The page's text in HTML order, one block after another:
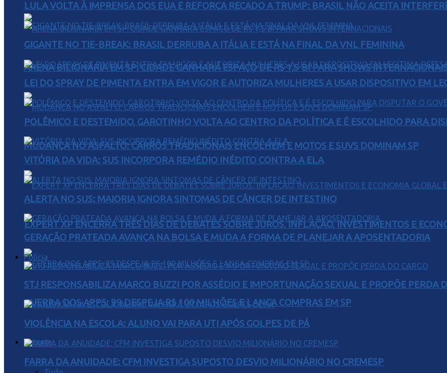
ARENA BILIONÁRIA EM SP: CIDADE GANHARÁ ESPAÇO DE R$ 1,5 BI PARA SHOWS
MUDANÇA NO ASFALTO: CARROS TRADICIONAIS ENCOLHEM E MOTOS E SUVS DOMINAM SP
EXPERT XP ENCERRA TRÊS DIAS DE DEBATES SOBRE JUROS, INFLAÇÃO, INVESTIMENTOS E
GUERRA DOS APPS: 99 DESPEJA R$ 100 MILHÕES E LANÇA COMPRAS EM SP
Esporte
LULA VOLTA À IMPRENSA DOS EUA E REFORÇA RECADO A TRUMP: BRASIL NÃO ACEITA
GIGANTE NO TIE-BREAK: BRASIL DERRUBA A ITÁLIA E ESTÁ NA FINAL DA VNL FEMININA
LEI DO SPRAY DE PIMENTA ENTRA EM VIGOR E AUTORIZA MULHERES A USAR DISPOSITIVO EM
POLÊMICO E DESTEMIDO, GAROTINHO VOLTA AO CENTRO DA POLÍTICA E É ESCOLHIDO PARA
VITÓRIA DA VIDA: SUS INCORPORA REMÉDIO INÉDITO CONTRA A ELA
ALERTA NO SUS: MAIORIA IGNORA SINTOMAS DE CÂNCER DE INTESTINO
GERAÇÃO PRATEADA AVANÇA NA BOLSA E MUDA A FORMA DE PLANEJAR A APOSENTADORIA
Polícia
STJ RESPONSABILIZA MARCO BUZZI POR ASSÉDIO E IMPORTUNAÇÃO SEXUAL E PROPÕE PERDA
VIOLÊNCIA NA ESCOLA: ALUNO VAI PARA UTI APÓS GOLPES DE PÁ
FARRA DA ANUIDADE: CFM INVESTIGA SUPOSTO DESVIO MILIONÁRIO NO CREMESP